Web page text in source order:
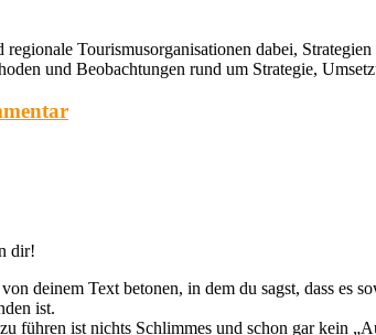
Tourismusorganisationen dabei,
und Beobachtungen rund um Strategie,
dir!
deinem Text betonen, in dem du sagst, dass es
ist.
führen ist nichts Schlimmes und schon gar kein